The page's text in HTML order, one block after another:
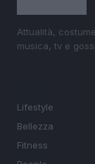
Attualità,
musica, tv e
Lifestyle
Bellezza
Fitness